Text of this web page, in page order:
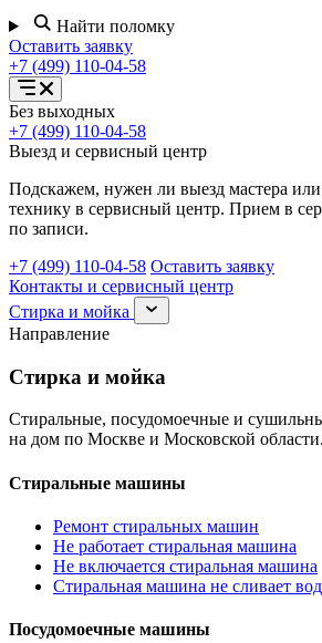
Найти поломку
Оставить заявку
+7 (499) 110-04-58
Открыть
меню
услуг
Без выходных
+7 (499) 110-04-58
Выезд и сервисный центр
Подскажем, нужен ли выезд мастера или
технику в сервисный центр. Прием в
по записи.
+7 (499) 110-04-58 Оставить заявку
Контакты и сервисный центр
Стирка и мойка
Раскрыть
раздел
мойка
Направление
Стирка и мойка
Стиральные, посудомоечные и
на дом по Москве и Московской области.
Стиральные машины
Ремонт стиральных машин
Не работает стиральная машина
Не включается стиральная машина
Стиральная машина не сливает
Посудомоечные машины